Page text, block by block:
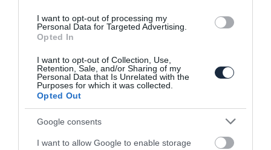
I want to opt-out of processing my
Personal Data for Targeted Advertising.
Opted In
I want to opt-out of Collection, Use,
Retention, Sale, and/or Sharing of my
Personal Data that Is Unrelated with the
Purposes for which it was collected.
Opted Out
Google consents
I want to allow Google to enable storage
Jövőre érkezik az új Skoda Fabia